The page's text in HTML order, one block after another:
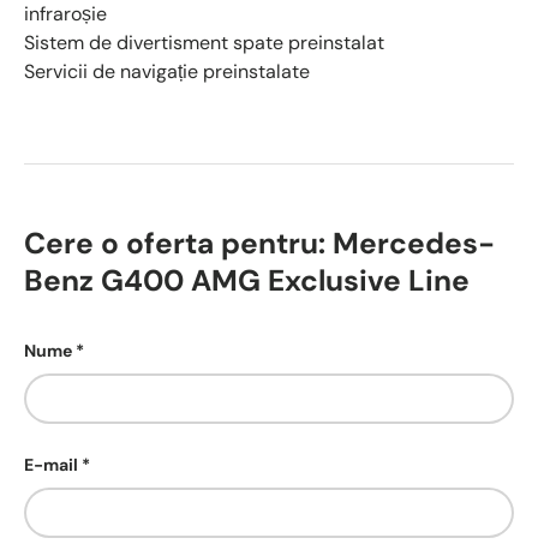
infraroșie
Sistem de divertisment spate preinstalat
Servicii de navigație preinstalate
Cere o oferta pentru: Mercedes-
Benz G400 AMG Exclusive Line
Nume
E-mail